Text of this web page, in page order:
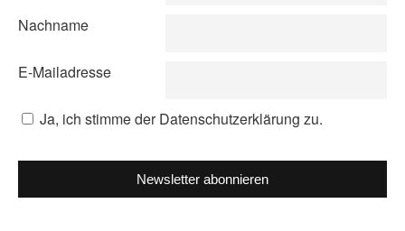
Nachname
E-Mailadresse
Ja, ich stimme der Datenschutzerklärung zu.
Newsletter abonnieren